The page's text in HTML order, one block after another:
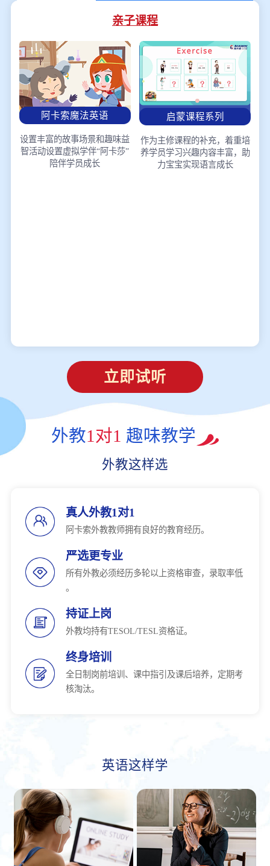
亲子课程
阿卡索魔法英语
设置丰富的故事场景和趣味益
智活动设置虚拟学伴“阿卡莎”
陪伴学员成长
启蒙课程系列
作为主修课程的补充，着重培
养学员学习兴趣内容丰富，助
力宝宝实现语言成长
立即试听
外教1对1 趣味教学
外教这样选
真人外教1对1
阿卡索外教教师拥有良好的教育经历。
严选更专业
所有外教必须经历多轮以上资格审查，录取率低
。
持证上岗
外教均持有TESOL/TESL资格证。
终身培训
全日制岗前培训、课中指引及课后培养，定期考
核淘汰。
英语这样学